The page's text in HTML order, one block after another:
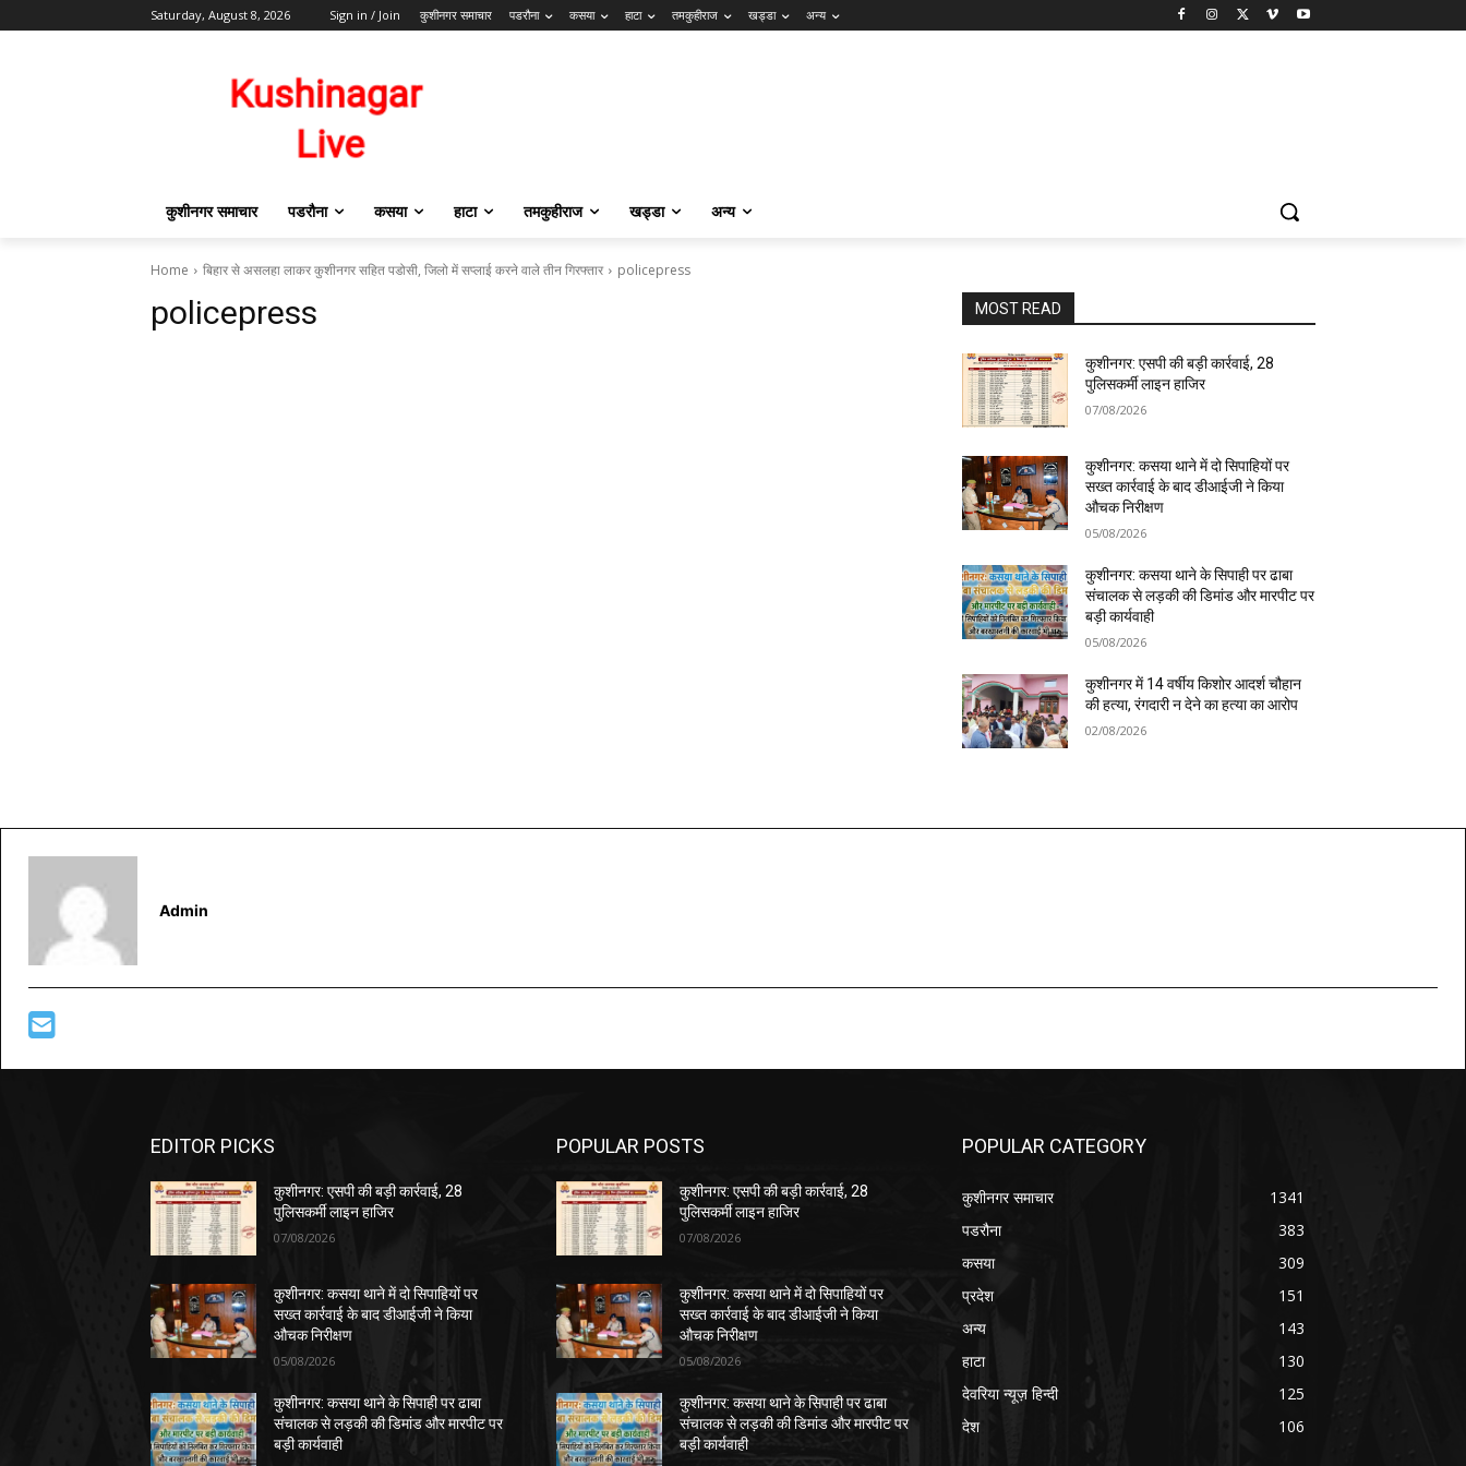
Saturday, August 8, 2026 Sign in / Join कुशीनगर समाचार पडरौना कसया हाटा तमकुहीराज खड्डा अन्य
कुशीनगर समाचार पडरौना कसया हाटा तमकुहीराज खड्डा अन्य
Home बिहार से असलहा लाकर कुशीनगर सहित पडोसी, जिलो में सप्लाई करने वाले तीन गिरफ्तार policepress
policepress MOST READ
कुशीनगर: एसपी की बड़ी कार्रवाई, 28
पुलिसकर्मी लाइन हाजिर
07/08/2026
कुशीनगर: कसया थाने में दो सिपाहियों पर
सख्त कार्रवाई के बाद डीआईजी ने किया
औचक निरीक्षण
05/08/2026
कुशीनगर: कसया थाने के सिपाही पर ढाबा
संचालक से लड़की की डिमांड और मारपीट पर
बड़ी कार्यवाही
05/08/2026
कुशीनगर में 14 वर्षीय किशोर आदर्श चौहान
की हत्या, रंगदारी न देने का हत्या का आरोप
02/08/2026
Admin
EDITOR PICKS
कुशीनगर: एसपी की बड़ी कार्रवाई, 28
पुलिसकर्मी लाइन हाजिर
07/08/2026
कुशीनगर: कसया थाने में दो सिपाहियों पर
सख्त कार्रवाई के बाद डीआईजी ने किया
औचक निरीक्षण
05/08/2026
कुशीनगर: कसया थाने के सिपाही पर ढाबा
संचालक से लड़की की डिमांड और मारपीट पर
बड़ी कार्यवाही
POPULAR POSTS
कुशीनगर: एसपी की बड़ी कार्रवाई, 28
पुलिसकर्मी लाइन हाजिर
07/08/2026
कुशीनगर: कसया थाने में दो सिपाहियों पर
सख्त कार्रवाई के बाद डीआईजी ने किया
औचक निरीक्षण
05/08/2026
कुशीनगर: कसया थाने के सिपाही पर ढाबा
संचालक से लड़की की डिमांड और मारपीट पर
बड़ी कार्यवाही
POPULAR CATEGORY
कुशीनगर समाचार
1341
पडरौना
383
कसया
309
प्रदेश
151
अन्य
143
हाटा
130
देवरिया न्यूज़ हिन्दी
125
देश
106